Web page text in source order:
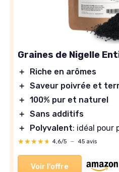
Graines de Nigelle
＋
Riche en arômes
＋ Saveur poivrée et
＋ 100% pur et naturel
＋ Sans additifs
＋
Polyvalent: idéal pour
★★★★★
★★★★★ 4,6/5 — 45 avis
Voir l'offre